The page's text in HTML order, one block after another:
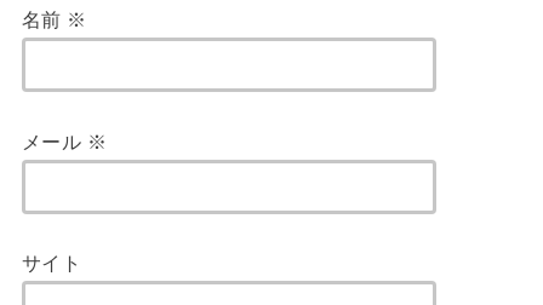
名前 ※
メール ※
サイト